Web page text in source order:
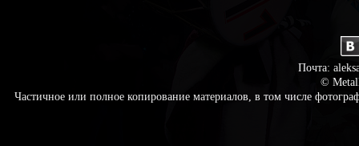
Почта:
©
Частичное или полное копирование материалов, в том числе